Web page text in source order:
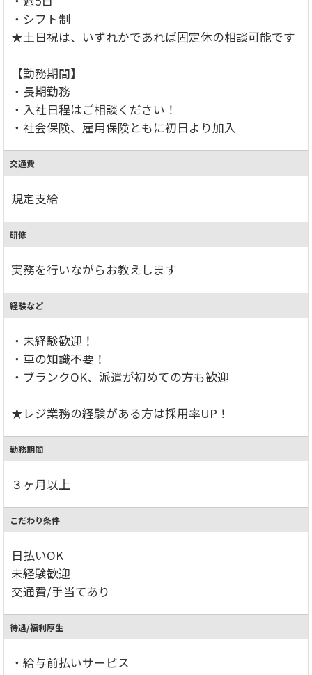
・シフト制
★土日祝は、いずれかであれば固定休の相談可能です
【勤務期間】
・長期勤務
・入社日程はご相談ください！
・社会保険、雇用保険ともに初日より加入
交通費
規定支給
研修
実務を行いながらお教えします
経験など
・未経験歓迎！
・車の知識不要！
・ブランクOK、派遣が初めての方も歓迎
★レジ業務の経験がある方は採用率UP！
勤務期間
３ヶ月以上
こだわり条件
日払いOK
未経験歓迎
交通費/手当てあり
待遇/福利厚生
・給与前払いサービス